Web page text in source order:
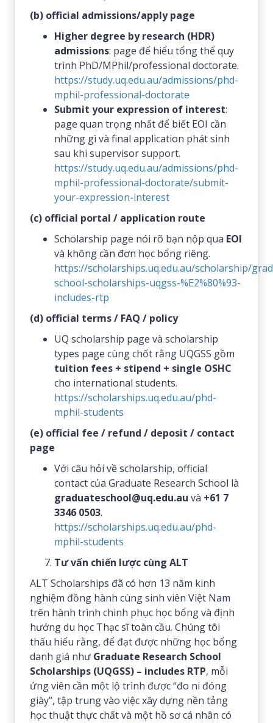
(b) official admissions/apply page
Higher degree by research (HDR)
admissions: page để hiểu tổng thể quy
trình PhD/MPhil/professional doctorate.
https://study.uq.edu.au/admissions/phd-
mphil-professional-doctorate
Submit your expression of interest:
page quan trọng nhất để biết EOI cần
những gì và final application phát sinh
sau khi supervisor support.
https://study.uq.edu.au/admissions/phd-
mphil-professional-doctorate/submit-
your-expression-interest
(c) official portal / application route
Scholarship page nói rõ bạn nộp qua EOI
và không cần đơn học bổng riêng.
https://scholarships.uq.edu.au/scholarship/
school-scholarships-uqgss-%E2%80%93-
includes-rtp
(d) official terms / FAQ / policy
UQ scholarship page và scholarship
types page cùng chốt rằng UQGSS gồm
tuition fees + stipend + single OSHC
cho international students.
https://scholarships.uq.edu.au/phd-
mphil-students
(e) official fee / refund / deposit / contact
page
Với câu hỏi về scholarship, official
contact của Graduate Research School là
graduateschool@uq.edu.au và +61 7
3346 0503.
https://scholarships.uq.edu.au/phd-
mphil-students
Tư vấn chiến lược cùng ALT
ALT Scholarships đã có hơn 13 năm kinh
nghiệm đồng hành cùng sinh viên Việt Nam
trên hành trình chinh phục học bổng và định
hướng du học Thạc sĩ toàn cầu. Chúng tôi
thấu hiểu rằng, để đạt được những học bổng
danh giá như Graduate Research School
Scholarships (UQGSS) – includes RTP, mỗi
ứng viên cần một lộ trình được “đo ni đóng
giày”, tập trung vào việc xây dựng nền tảng
học thuật thực chất và một hồ sơ cá nhân có